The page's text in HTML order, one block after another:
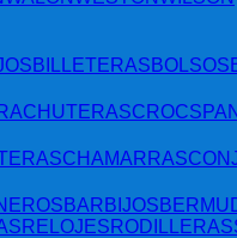
BILLETERAS BOLSOS
CHUTERASCROCS
CHAMARRAS
BARBIJOS
RELOJES RODILLERAS